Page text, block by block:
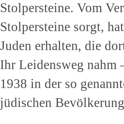
Stolpersteine. Vom
Stolpersteine sorgt,
Juden erhalten, die
Ihr Leidensweg nahm
1938 in der so
jüdischen